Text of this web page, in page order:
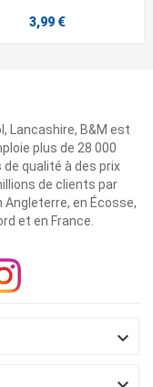
3,99 €
Lancashire, B&M est
plus de 28 000
qualité à des prix
de clients par
en Écosse,
et en France.
